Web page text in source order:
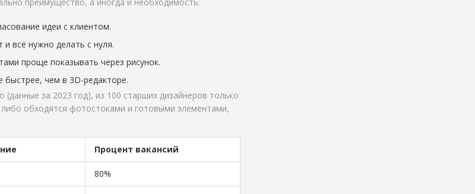
преимущество, а иногда и необходимость:
идеи с клиентом.
всё нужно делать с нуля.
проще показывать через рисунок.
быстрее, чем в 3D-редакторе.
за 2023 год), из 100 старших дизайнеров только
обходятся фотостоками и готовыми элементами,
Процент вакансий
80%